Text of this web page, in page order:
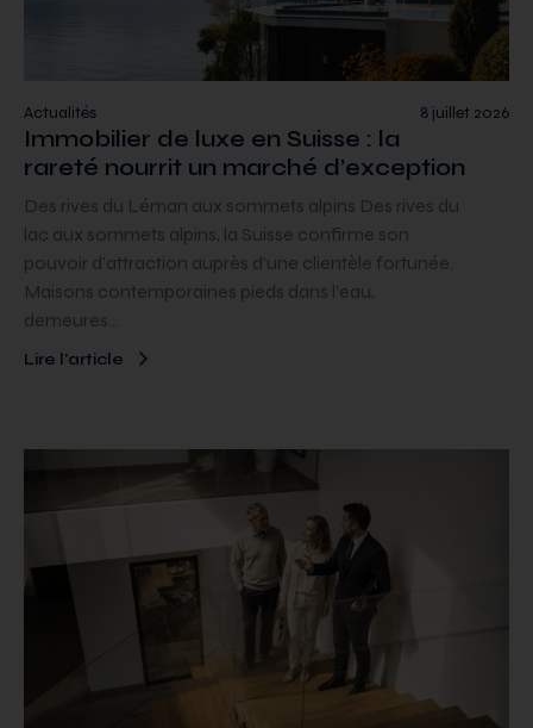
8 juillet 2026
Actualités
Immobilier de luxe en Suisse : la
rareté nourrit un marché d’exception
Des rives du Léman aux sommets alpins Des rives du
lac aux sommets alpins, la Suisse confirme son
pouvoir d’attraction auprès d’une clientèle fortunée.
Maisons contemporaines pieds dans l’eau,
demeures…
Lire l’article